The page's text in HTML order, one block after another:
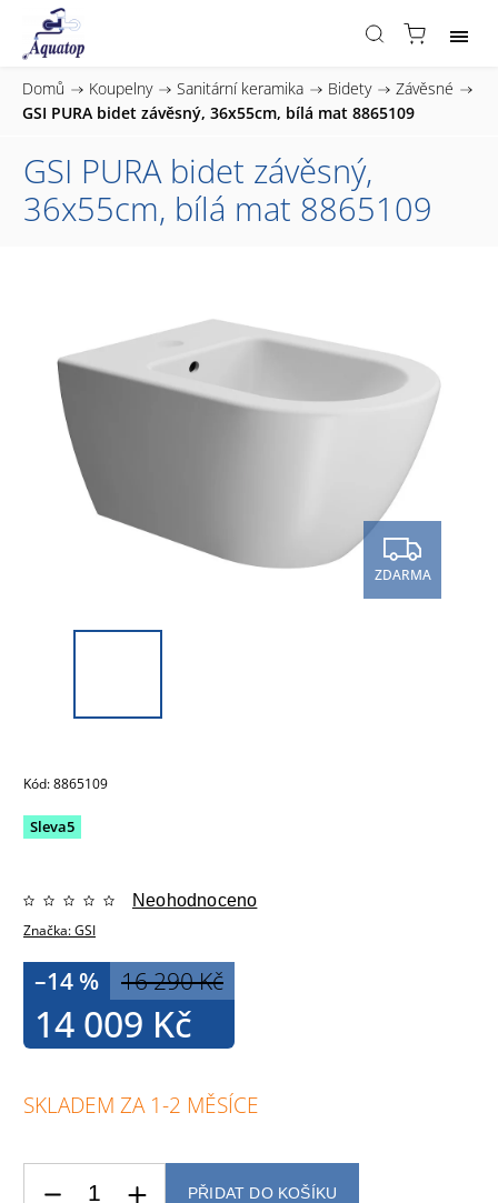
Domů / Koupelny / Sanitární keramika / Bidety / Závěsné /
GSI PURA bidet závěsný, 36x55cm, bílá mat 8865109
GSI PURA bidet závěsný,
36x55cm, bílá mat 8865109
ZDARMA
Kód:8865109
Sleva5
Značka:GSI
Neohodnoceno
16 290 Kč
–14 %
14 009 Kč
SKLADEM ZA 1-2 MĚSÍCE
PŘIDAT DO KOŠÍKU